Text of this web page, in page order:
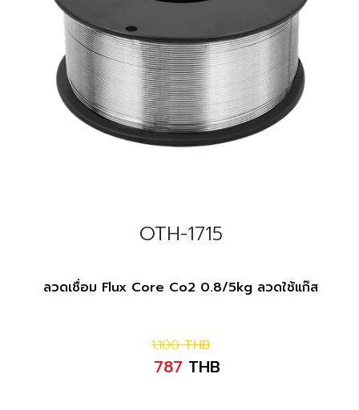
OTH-1715
ลวดเชื่อม Flux Core Co2 0.8/5kg ลวดใช้แก๊ส
1,100 THB
787 THB